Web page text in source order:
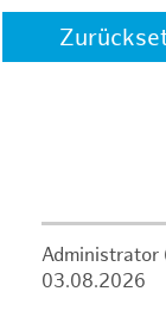
Administrator
03.08.2026